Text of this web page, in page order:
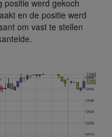
positie werd gekoch
en de positie werd
om vast te stellen